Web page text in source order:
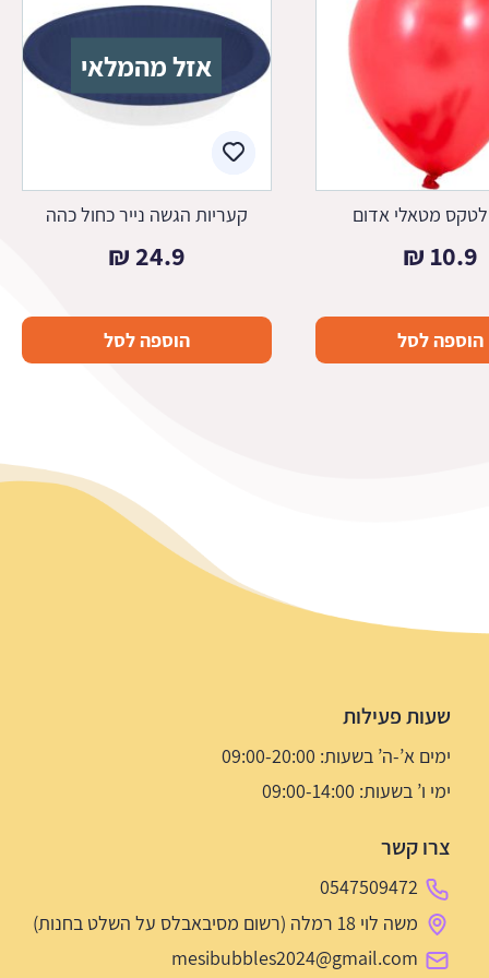
לטקס מטאלי אדום
10.9
₪
הוספה לסל
אזל מהמלאי
קעריות הגשה נייר כחול כהה
24.9
₪
הוספה לסל
שעות פעילות
ימים א’-ה’ בשעות: 09:00-20:00
ימי ו’ בשעות: 09:00-14:00
צרו קשר
0547509472
משה לוי 18 רמלה (רשום מסיבאבלס על השלט בחנות)
mesibubbles2024@gmail.com